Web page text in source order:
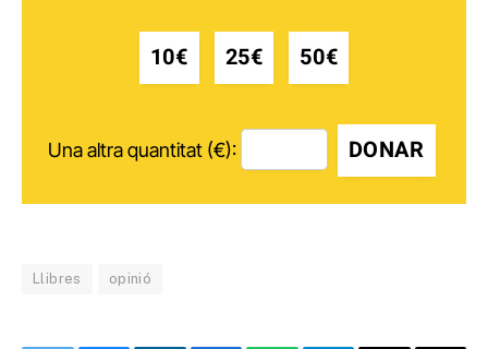
10€ 25€ 50€
Una altra quantitat (€): DONAR
Llibres opinió